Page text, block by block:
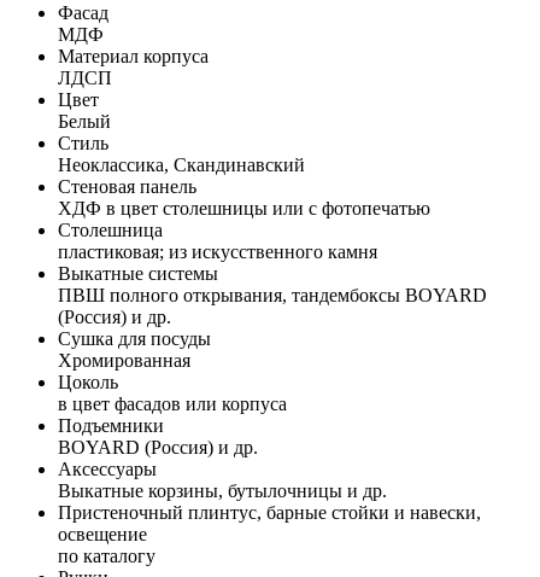
Фасад
МДФ
Материал корпуса
ЛДСП
Цвет
Белый
Стиль
Неоклассика, Скандинавский
Стеновая панель
ХДФ в цвет столешницы или с фотопечатью
Столешница
пластиковая; из искусственного камня
Выкатные системы
ПВШ полного открывания, тандембоксы BOYARD
(Россия) и др.
Сушка для посуды
Хромированная
Цоколь
в цвет фасадов или корпуса
Подъемники
BOYARD (Россия) и др.
Аксессуары
Выкатные корзины, бутылочницы и др.
Пристеночный плинтус, барные стойки и навески,
освещение
по каталогу